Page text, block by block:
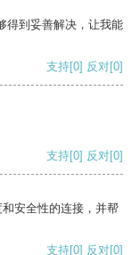
得到妥善解决，让我能
支持[0] 反对[0]
支持[0] 反对[0]
安全性的连接，并帮
支持[0] 反对[0]